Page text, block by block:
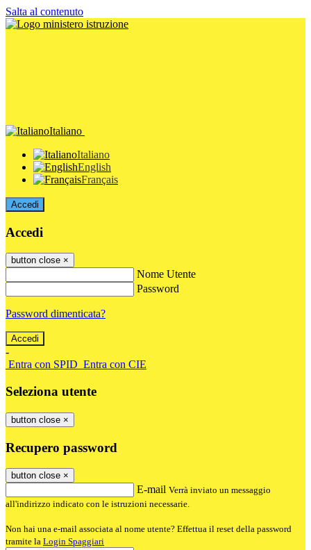
Salta al contenuto
Italiano
Italiano
English
Français
Accedi
Accedi
button close ×
Nome Utente
Password
Password dimenticata?
-
Entra con SPID Entra con CIE
Seleziona utente
button close ×
Recupero password
button close ×
E-mail Verrà inviato un messaggio
all'indirizzo indicato con le istruzioni necessarie.
Non hai una e-mail associata al nome utente? Effettua il reset della password
tramite la Login Spaggiari